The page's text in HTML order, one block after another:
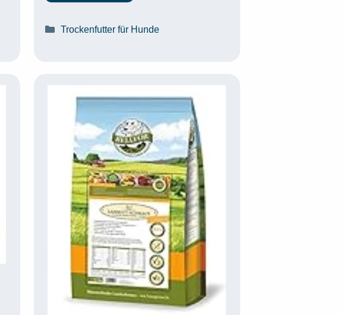
Kategorien
Trockenfutter für Hunde